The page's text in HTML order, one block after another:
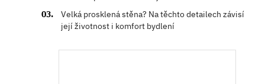
Velká prosklená stěna? Na těchto detailech závisí
její životnost i komfort bydlení